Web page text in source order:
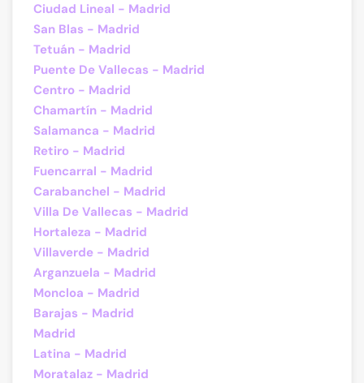
Ciudad Lineal - Madrid
San Blas - Madrid
Tetuán - Madrid
Puente De Vallecas - Madrid
Centro - Madrid
Chamartín - Madrid
Salamanca - Madrid
Retiro - Madrid
Fuencarral - Madrid
Carabanchel - Madrid
Villa De Vallecas - Madrid
Hortaleza - Madrid
Villaverde - Madrid
Arganzuela - Madrid
Moncloa - Madrid
Barajas - Madrid
Madrid
Latina - Madrid
Moratalaz - Madrid